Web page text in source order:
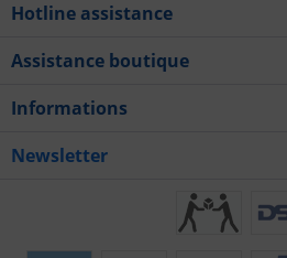
Hotline assistance
Assistance boutique
Informations
Newsletter